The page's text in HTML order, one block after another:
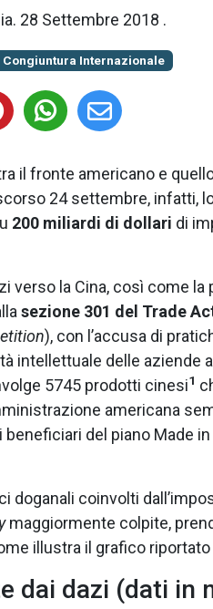
. 28 Settembre 2018 .
Congiuntura Internazionale
il fronte americano e
24 settembre, infatti,
200 miliardi di dollari di
verso la Cina, così come
sezione 301 del Trade
), con l’accusa di
intellettuale delle aziende
5745 prodotti cinesi1
americana
del piano Made
doganali coinvolti
maggiormente colpite,
illustra il grafico
dai dazi (dati in